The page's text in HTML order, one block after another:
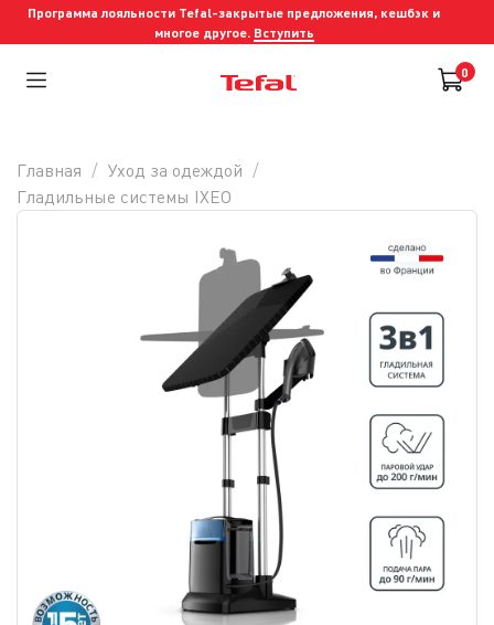
Программа лояльности Tefal-закрытые предложения, кешбэк и
многое другое. Вступить
0
Главная
Уход за одеждой
Гладильные системы IXEO